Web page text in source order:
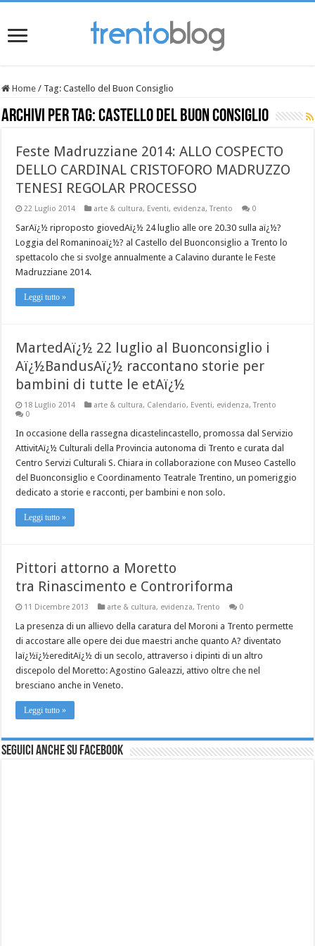
Home / Tag:Castello del Buon Consiglio
Archivi per tag:Castello del Buon Consiglio
Feste Madruzziane 2014: ALLO COSPECTO
DELLO CARDINAL CRISTOFORO MADRUZZO
TENESI REGOLAR PROCESSO
22 Luglio 2014 arte & cultura, Eventi, evidenza,Trento 0
SarAï¿½ riproposto giovedAï¿½ 24 luglio alle ore 20.30 sulla aï¿½?
Loggia del Romaninoaï¿½? al Castello del Buonconsiglio a Trento lo
spettacolo che si svolge annualmente a Calavino durante le Feste
Madruzziane 2014.
Leggi tutto »
MartedAï¿½ 22 luglio al Buonconsiglio i
Aï¿½BandusAï¿½ raccontano storie per
bambini di tutte le etAï¿½
18 Luglio 2014 arte & cultura, Calendario, Eventi, evidenza,Trento
0
In occasione della rassegna dicastelincastello, promossa dal Servizio
AttivitAï¿½ Culturali della Provincia autonoma di Trento e curata dal
Centro Servizi Culturali S. Chiara in collaborazione con Museo Castello
del Buonconsiglio e Coordinamento Teatrale Trentino, un pomeriggio
dedicato a storie e racconti, per bambini e non solo.
Leggi tutto »
Pittori attorno a Moretto
tra Rinascimento e Controriforma
11 Dicembre 2013 arte & cultura, evidenza,Trento 0
La presenza di un allievo della caratura del Moroni a Trento permette
di accostare alle opere dei due maestri anche quanto A? diventato
laï¿½ï¿½ereditAï¿½ di un secolo, attraverso i dipinti di un altro
discepolo del Moretto: Agostino Galeazzi, attivo oltre che nel
bresciano anche in Veneto.
Leggi tutto »
Seguici anche su Facebook